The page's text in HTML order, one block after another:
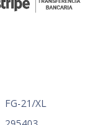
FG-21/XL